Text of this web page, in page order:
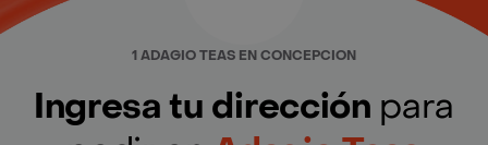
1 ADAGIO TEAS EN CONCEPCION
Ingresa tu dirección para